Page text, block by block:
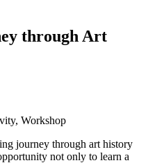
through Art
Workshop
journey through art history
not only to learn a